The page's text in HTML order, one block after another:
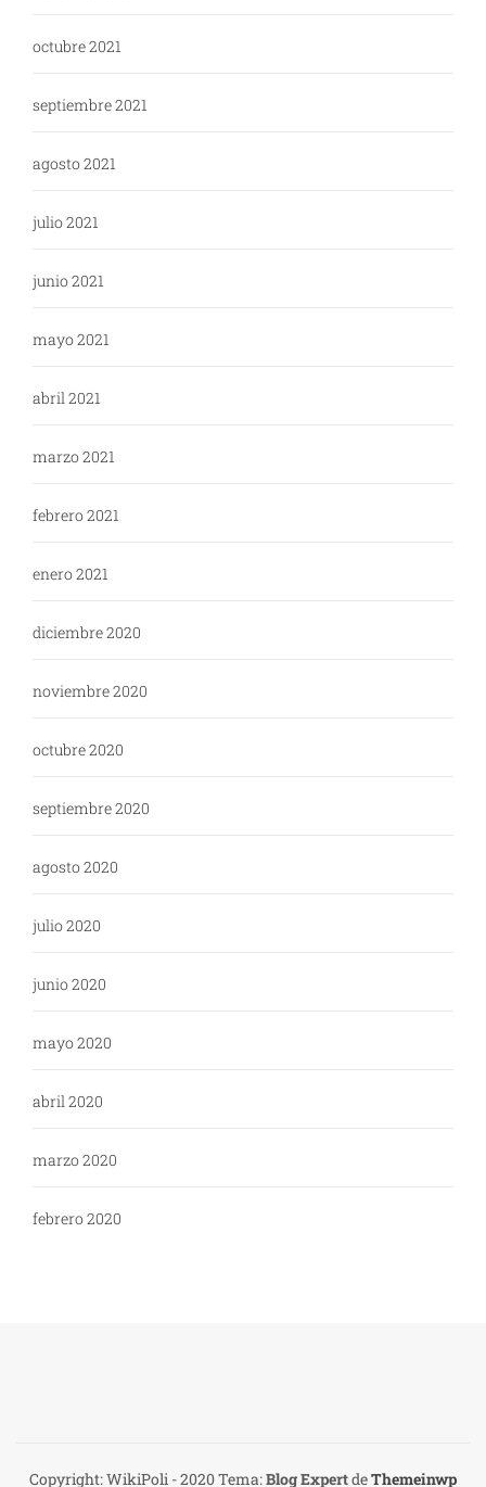
octubre 2021
septiembre 2021
agosto 2021
julio 2021
junio 2021
mayo 2021
abril 2021
marzo 2021
febrero 2021
enero 2021
diciembre 2020
noviembre 2020
octubre 2020
septiembre 2020
agosto 2020
julio 2020
junio 2020
mayo 2020
abril 2020
marzo 2020
febrero 2020
Copyright: WikiPoli - 2020Tema:Blog ExpertdeThemeinwp